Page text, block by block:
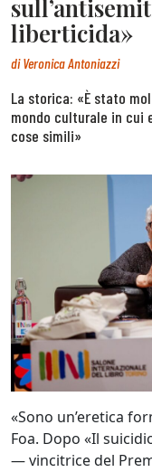
liberticida»
diVeronica Antoniazzi
La storica: «È stato
mondo culturale in cui
cose simili»
«Sono un’eretica
Foa. Dopo «Il
— vincitrice del